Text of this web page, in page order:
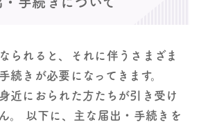
られると、それに伴うさまざま
続きが必要になってきます。
近におられた方たちが引き受け
。 以下に、主な届出・手続きを